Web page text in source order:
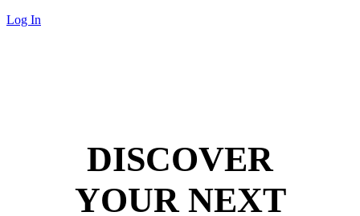
Log In
DISCOVER
YOUR NEXT